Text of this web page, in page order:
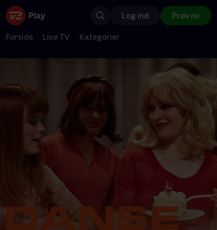
Log ind Prøv nu
Forside Live TV Kategorier